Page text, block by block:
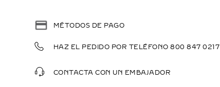
MÉTODOS DE PAGO
HAZ EL PEDIDO POR TELÉFONO 800 847 0217
CONTACTA CON UN EMBAJADOR